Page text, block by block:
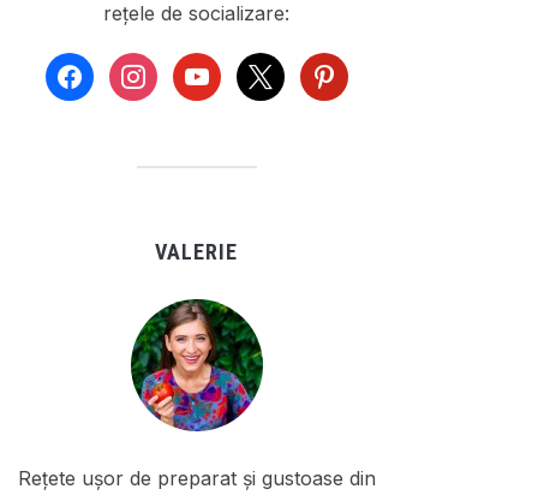
rețele de socializare:
facebookinstagramyoutube
x pinterest
VALERIE
Rețete ușor de preparat și gustoase din